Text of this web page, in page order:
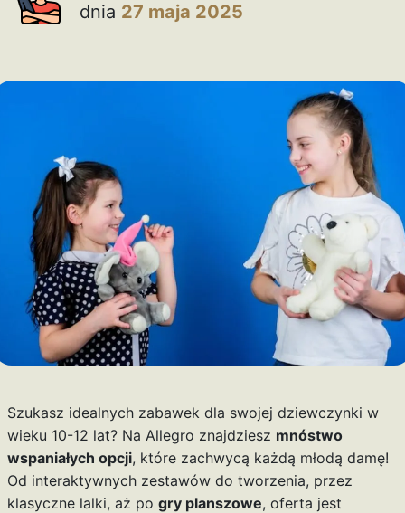
dnia 27 maja 2025
Szukasz idealnych zabawek dla swojej dziewczynki w
wieku 10-12 lat? Na Allegro znajdziesz mnóstwo
wspaniałych opcji, które zachwycą każdą młodą damę!
Od interaktywnych zestawów do tworzenia, przez
klasyczne lalki, aż po gry planszowe, oferta jest